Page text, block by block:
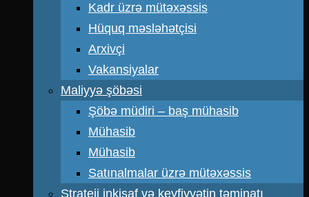
Kadr üzrə mütəxəssis
Hüquq məsləhətçisi
Arxivçi
Vakansiyalar
Maliyyə şöbəsi
Şöbə müdiri – baş mühasib
Mühasib
Mühasib
Satınalmalar üzrə mütəxəssis
Strateji inkişaf və keyfiyyətin təminatı